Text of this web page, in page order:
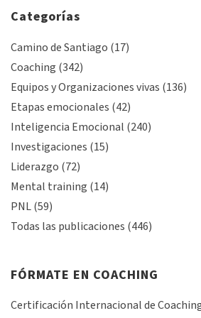
Categorías
Camino de Santiago (17)
Coaching (342)
Equipos y Organizaciones vivas (136)
Etapas emocionales (42)
Inteligencia Emocional (240)
Investigaciones (15)
Liderazgo (72)
Mental training (14)
PNL(59)
Todas las publicaciones (446)
FÓRMATE EN COACHING
Certificación Internacional de